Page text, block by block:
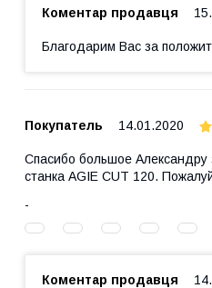
Коментар продавця
Благодарим Вас за
Покупатель 14.01.2020
Спасибо большое Александру
станка AGIE CUT 120.
Коментар продавця